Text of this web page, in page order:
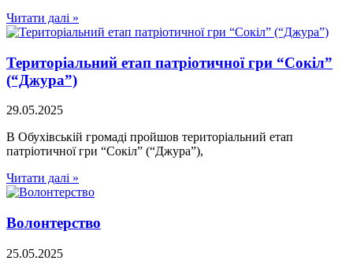
Читати далі »
Територіальний етап патріотичної гри “Сокіл”
(“Джура”)
29.05.2025
В Обухівській громаді пройшов територіальний етап
патріотичної гри “Сокіл” (“Джура”),
Читати далі »
Волонтерство
25.05.2025